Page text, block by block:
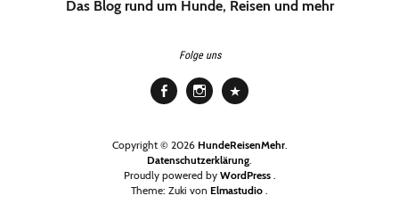
Das Blog rund um Hunde, Reisen und mehr
Folge uns
Copyright © 2026 HundeReisenMehr
Datenschutzerklärung
Proudly powered by WordPress
Theme: Zuki von Elmastudio